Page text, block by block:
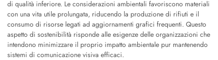
di qualità inferiore. Le considerazioni ambientali favoriscono materiali
con una vita utile prolungata, riducendo la produzione di rifiuti e il
consumo di risorse legati ad aggiornamenti grafici frequenti. Questo
aspetto di sostenibilità risponde alle esigenze delle organizzazioni che
intendono minimizzare il proprio impatto ambientale pur mantenendo
sistemi di comunicazione visiva efficaci.